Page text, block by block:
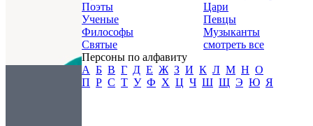
Поэты
Ученые
Философы
Святые
Цари
Певцы
Музыканты
смотреть все
Персоны по алфавиту
А Б В Г Д Е Ж З И К Л М Н О
П Р С Т У Ф Х Ц Ч Ш Щ Э Ю Я